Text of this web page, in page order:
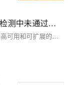
阿里云DNS常见问题之mx设置好但生效检测中未通过如何解决
阿里云DNS（Domain Name System）服务是一个高可用和可扩展的云端DNS服务，用于将域名转换为IP地址，从而让用户能够通过域名访问云端资源。以下是一些关于阿里云DNS服务的常见问题合集：